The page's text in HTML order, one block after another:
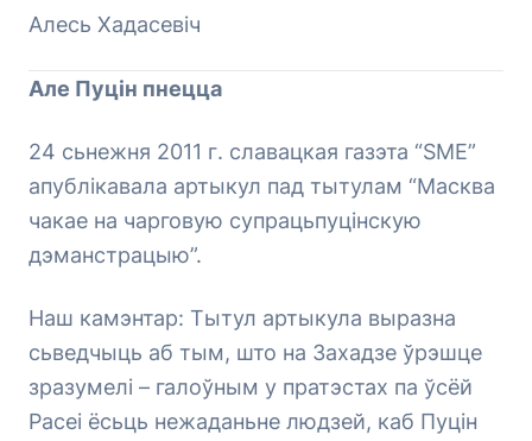
Алесь Хадасевіч
Але Пуцін пнецца
24 сьнежня 2011 г. славацкая газэта “SME”
апублікавала артыкул пад тытулам “Масква
чакае на чарговую супрацьпуцінскую
дэманстрацыю”.
Наш камэнтар: Тытул артыкула выразна
сьведчыць аб тым, што на Захадзе ўрэшце
зразумелі – галоўным у пратэстах па ўсёй
Расеі ёсьць нежаданьне людзей, каб Пуцін